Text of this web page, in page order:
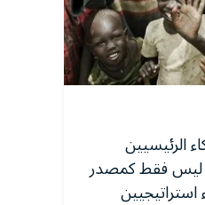
الرئيسيين
— ليس فقط كمصدر